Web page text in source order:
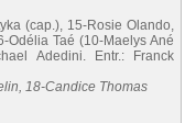
(cap.), 15-Rosie Olando,
Odélia Taé (10-Maelys Ané
Adedini. Entr.: Franck
18-Candice Thomas